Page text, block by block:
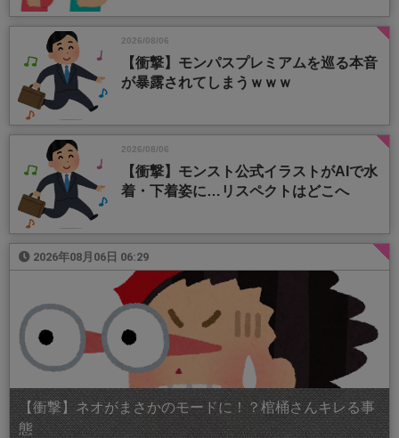
2026/08/06
【衝撃】モンパスプレミアムを巡る本音
が暴露されてしまうｗｗｗ
2026/08/06
【衝撃】モンスト公式イラストがAIで水
着・下着姿に…リスペクトはどこへ
2026年08月06日 06:29
【衝撃】ネオがまさかのモードに！？棺桶さんキレる事
態